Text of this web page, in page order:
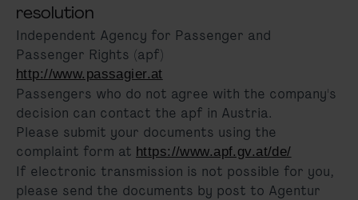
resolution
Independent Agency for Passenger and
Passenger Rights (apf)
http://www.passagier.at
Passengers who do not agree with the company's
decision can contact the apf in Austria.
Please submit your documents using the
complaint form at https://www.apf.gv.at/de/
If electronic transmission is not possible for you,
please send the documents by post to Agentur